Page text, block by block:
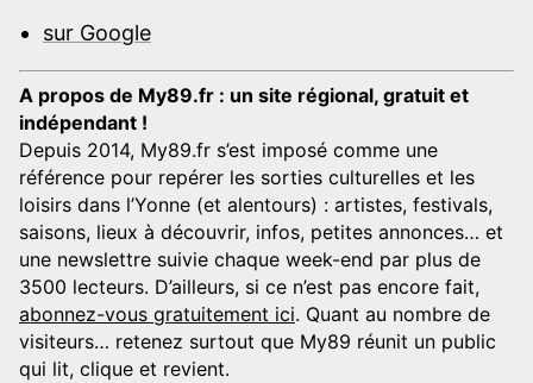
sur Google
A propos de My89.fr : un site régional, gratuit et
indépendant !
Depuis 2014, My89.fr s’est imposé comme une
référence pour repérer les sorties culturelles et les
loisirs dans l’Yonne (et alentours) : artistes, festivals,
saisons, lieux à découvrir, infos, petites annonces… et
une newslettre suivie chaque week-end par plus de
3500 lecteurs. D’ailleurs, si ce n’est pas encore fait,
abonnez-vous gratuitement ici. Quant au nombre de
visiteurs… retenez surtout que My89 réunit un public
qui lit, clique et revient.